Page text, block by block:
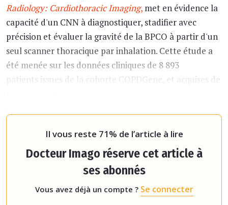
Radiology: Cardiothoracic Imaging, met en évidence la
capacité d'un CNN à diagnostiquer, stadifier avec
précision et évaluer la gravité de la BPCO à partir d'un
seul scanner thoracique par inhalation. Cette étude a
été menée sur les données cliniques de 8 893
patients issues de la cohorte COPDGene, et acquises de
Il vous reste 71% de l’article à lire
Docteur Imago réserve cet article à
ses abonnés
Vous avez déjà un compte ? Se connecter